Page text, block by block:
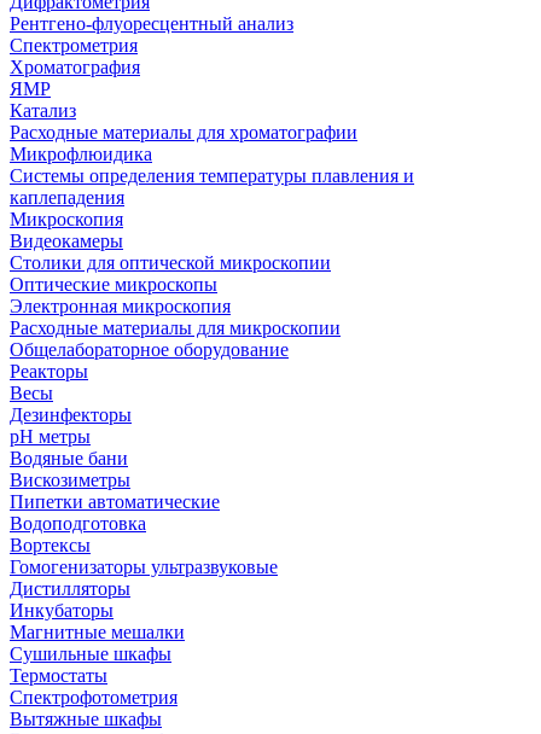
Рентгено-флуоресцентный анализ
Спектрометрия
Хроматография
ЯМР
Катализ
Расходные материалы для хроматографии
Микрофлюидика
Системы определения температуры плавления и
каплепадения
Микроскопия
Видеокамеры
Столики для оптической микроскопии
Оптические микроскопы
Электронная микроскопия
Расходные материалы для микроскопии
Общелабораторное оборудование
Реакторы
Весы
Дезинфекторы
рН метры
Водяные бани
Вискозиметры
Пипетки автоматические
Водоподготовка
Вортексы
Гомогенизаторы ультразвуковые
Дистилляторы
Инкубаторы
Магнитные мешалки
Сушильные шкафы
Термостаты
Спектрофотометрия
Вытяжные шкафы